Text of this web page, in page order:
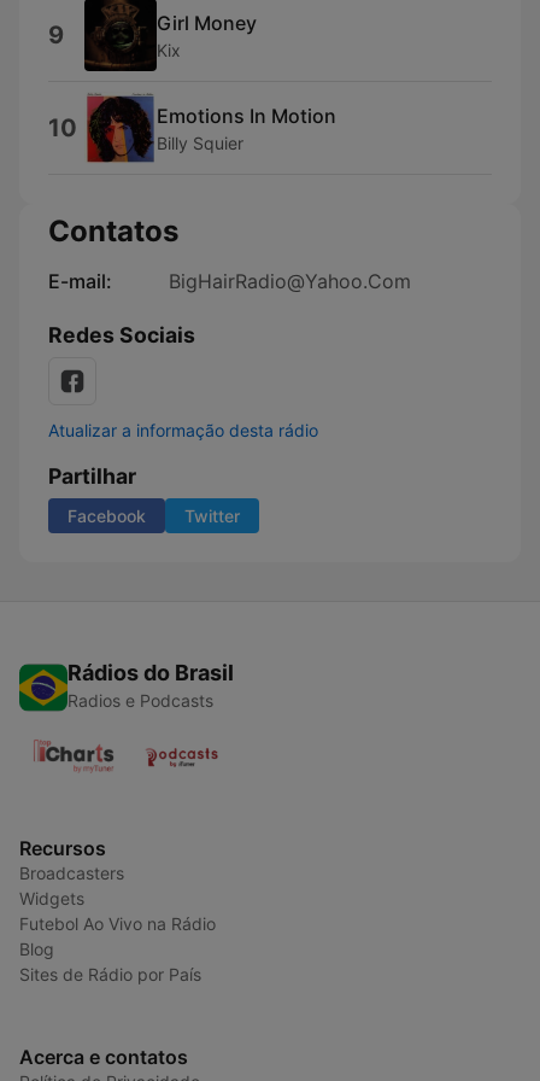
9 Girl Money
Kix
10 Emotions In Motion
Billy Squier
Contatos
E-mail: BigHairRadio@Yahoo.Com
Redes Sociais
Atualizar a informação desta rádio
Partilhar
Facebook Twitter
Rádios do Brasil
Radios e Podcasts
Recursos
Broadcasters
Widgets
Futebol Ao Vivo na Rádio
Blog
Sites de Rádio por País
Acerca e contatos